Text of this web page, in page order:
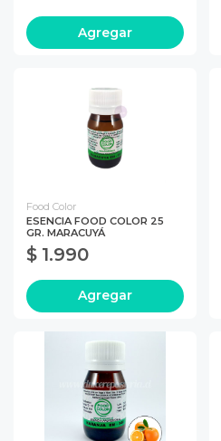
Agregar
Food Color
ESENCIA FOOD COLOR 25
GR. MARACUYÁ
$ 1.990
Agregar